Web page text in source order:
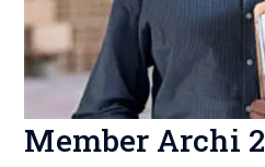
Member Archi 2